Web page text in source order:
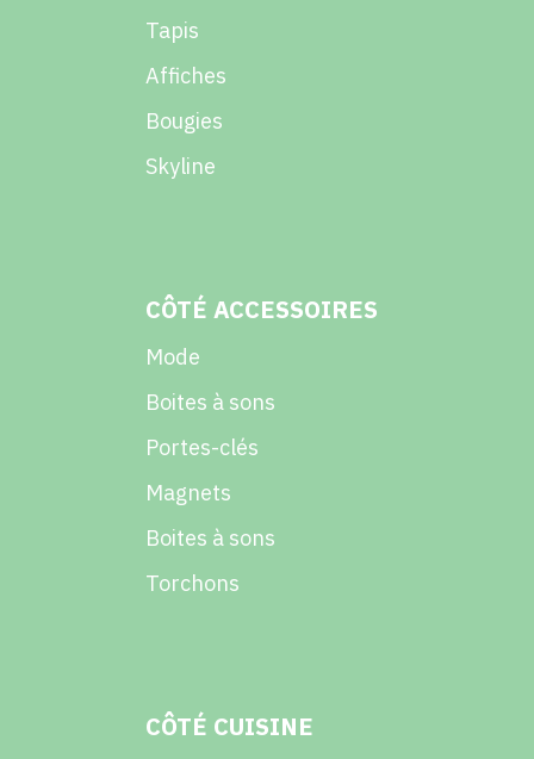
Tapis
Affiches
Bougies
Skyline
CÔTÉ ACCESSOIRES
Mode
Boites à sons
Portes-clés
Magnets
Boites à sons
Torchons
CÔTÉ CUISINE